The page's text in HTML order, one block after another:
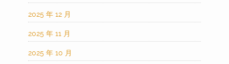
2025 年 12 月
2025 年 11 月
2025 年 10 月